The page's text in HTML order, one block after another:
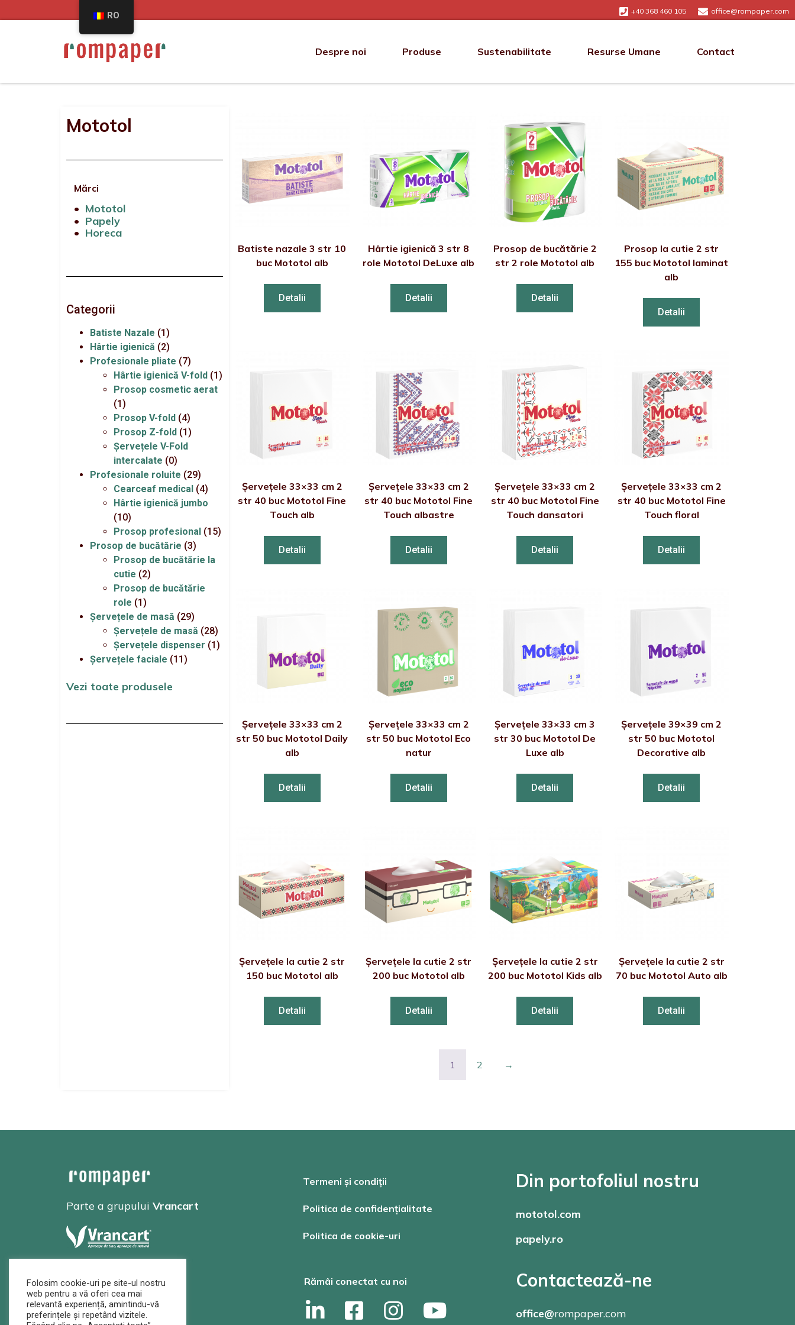
+40 368 460 105 office@rompaper.com
Despre noi Produse Sustenabilitate Resurse Umane Contact
Mototol
Mărci
• Mototol
• Papely
• Horeca
Categorii
Batiste Nazale (1)
Hârtie igienică (2)
Profesionale pliate (7)
Hârtie igienică V-fold (1)
Prosop cosmetic aerat
(1)
Prosop V-fold (4)
Prosop Z-fold (1)
Șervețele V-Fold
intercalate (0)
Profesionale roluite (29)
Cearceaf medical (4)
Hârtie igienică jumbo
(10)
Prosop profesional (15)
Prosop de bucătărie (3)
Prosop de bucătărie la
cutie (2)
Prosop de bucătărie
role (1)
Șervețele de masă (29)
Șervețele de masă (28)
Șervețele dispenser (1)
Șervețele faciale (11)
Vezi toate produsele
Batiste nazale 3 str 10
buc Mototol alb
Detalii
Hârtie igienică 3 str 8
role Mototol DeLuxe alb
Detalii
Prosop de bucătărie 2
str 2 role Mototol alb
Detalii
Prosop la cutie 2 str
155 buc Mototol laminat
alb
Detalii
Șervețele 33×33 cm 2
str 40 buc Mototol Fine
Touch alb
Detalii
Șervețele 33×33 cm 2
str 40 buc Mototol Fine
Touch albastre
Detalii
Șervețele 33×33 cm 2
str 40 buc Mototol Fine
Touch dansatori
Detalii
Șervețele 33×33 cm 2
str 40 buc Mototol Fine
Touch floral
Detalii
Șervețele 33×33 cm 2
str 50 buc Mototol Daily
alb
Detalii
Șervețele 33×33 cm 2
str 50 buc Mototol Eco
natur
Detalii
Șervețele 33×33 cm 3
str 30 buc Mototol De
Luxe alb
Detalii
Șervețele 39×39 cm 2
str 50 buc Mototol
Decorative alb
Detalii
Șervețele la cutie 2 str
150 buc Mototol alb
Detalii
Șervețele la cutie 2 str
200 buc Mototol alb
Detalii
Șervețele la cutie 2 str
200 buc Mototol Kids alb
Detalii
Șervețele la cutie 2 str
70 buc Mototol Auto alb
Detalii
1 2 →
Parte a grupului Vrancart
Termeni și condiții
Politica de confidențialitate
Politica de cookie-uri
Rămâi conectat cu noi
Din portofoliul nostru
mototol.com
papely.ro
Contactează-ne
office@rompaper.com
Folosim cookie-uri pe site-ul nostru
web pentru a vă oferi cea mai
relevantă experiență, amintindu-vă
preferințele și repetând vizitele.
RO